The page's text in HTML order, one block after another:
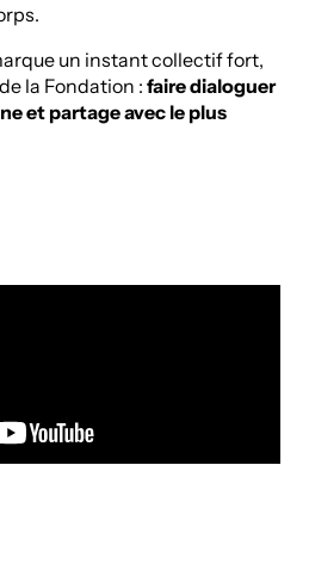
un instant collectif fort,
la Fondation : faire dialoguer
et partage avec le plus